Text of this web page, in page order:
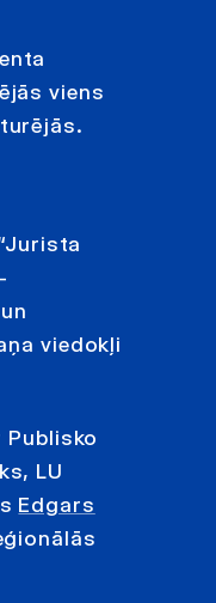
viens
viedokļi
LU
Edgars